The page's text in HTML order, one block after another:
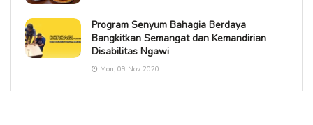
Program Senyum Bahagia Berdaya
Bangkitkan Semangat dan Kemandirian
Disabilitas Ngawi
Mon, 09 Nov 2020